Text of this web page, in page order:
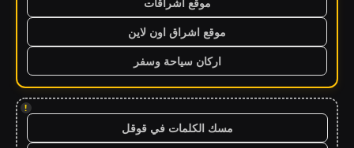
موقع اشراق اون لاين
اركان سياحة وسفر
!
مسك الكلمات في قوقل